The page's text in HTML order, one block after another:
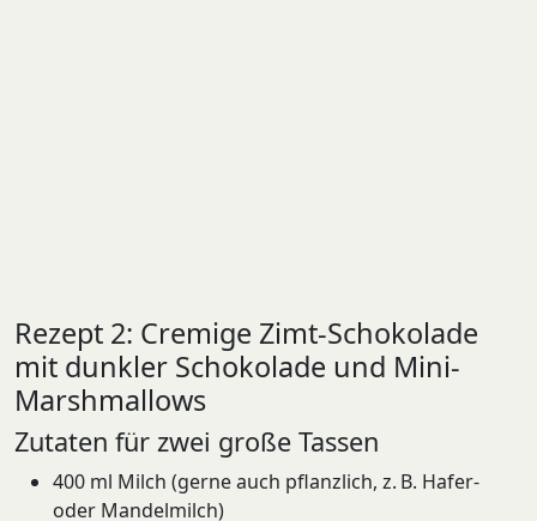
Rezept 2: Cremige Zimt-Schokolade
mit dunkler Schokolade und Mini-
Marshmallows
Zutaten für zwei große Tassen
400 ml Milch (gerne auch pflanzlich, z. B. Hafer-
oder Mandelmilch)